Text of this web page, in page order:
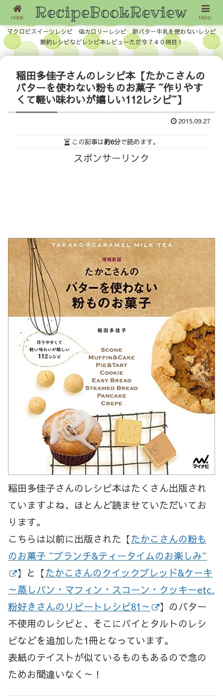
マクロビスイーツレシピ 低カロリーレシピ 卵バター牛乳を使わないレシピ
節約レシピなどレシピ本レビューただ今７４０冊目！
稲田多佳子さんのレシピ本【たかこさんの
バターを使わない粉ものお菓子 ~作りやす
くて軽い味わいが嬉しい112レシピ~】
2015.09.27
この記事は約6分で読めます。
スポンサーリンク
稲田多佳子さんのレシピ本はたくさん出版され
ていますよね、ほとんど読ませていただいてお
ります。
こちらは以前に出版された【たかこさんの粉も
のお菓子 ~ブランチ&ティータイムのお楽しみ~
】と【たかこさんのクイックブレッド&ケーキ
～蒸しパン・マフィン・スコーン・クッキーetc.
粉好きさんのリピートレシピ81～
】のバター
不使用のレシピと、そこにパイとタルトのレシ
ピなどを追加した1冊となっています。
表紙のテイストが似ているものもあるので念の
ためお間違いなく～！
HOME MENU